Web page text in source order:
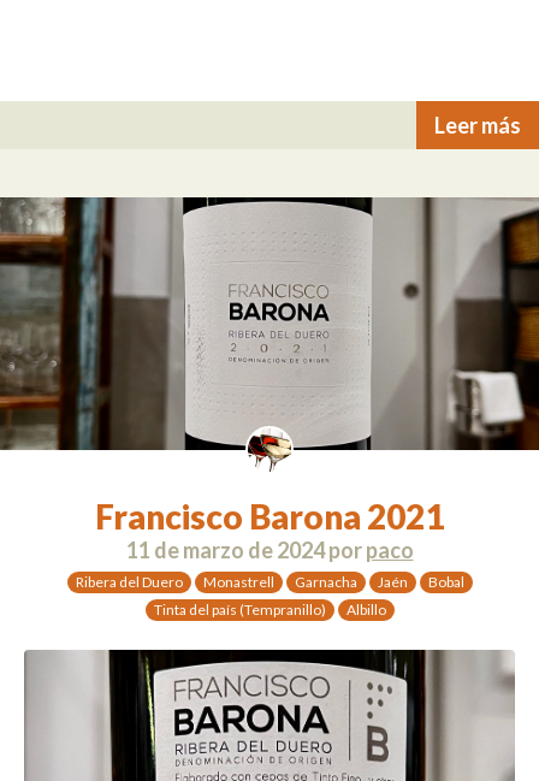
Leer más
Francisco Barona 2021
11 de marzo de 2024porpaco
Ribera del Duero Monastrell Garnacha Jaén
Bobal
Tinta del país (Tempranillo)
Albillo